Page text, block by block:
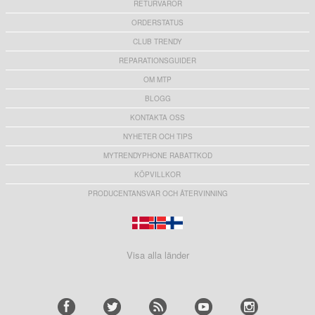
RETURVAROR
ORDERSTATUS
CLUB TRENDY
REPARATIONSGUIDER
OM MTP
BLOGG
KONTAKTA OSS
NYHETER OCH TIPS
MYTRENDYPHONE RABATTKOD
KÖPVILLKOR
PRODUCENTANSVAR OCH ÅTERVINNING
Visa alla länder